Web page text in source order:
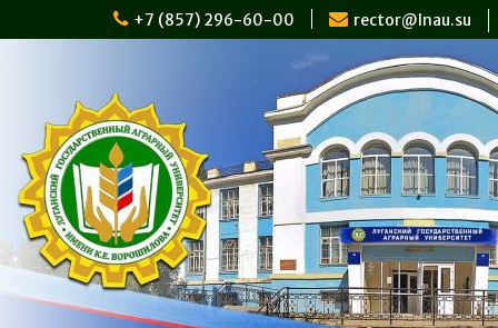
к
+7 (857) 296-60-00 rector@lnau.su